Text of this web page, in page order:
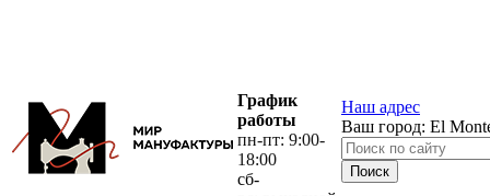
График
работы
пн-пт: 9:00-
18:00
сб-
Наш адрес
Ваш город: El